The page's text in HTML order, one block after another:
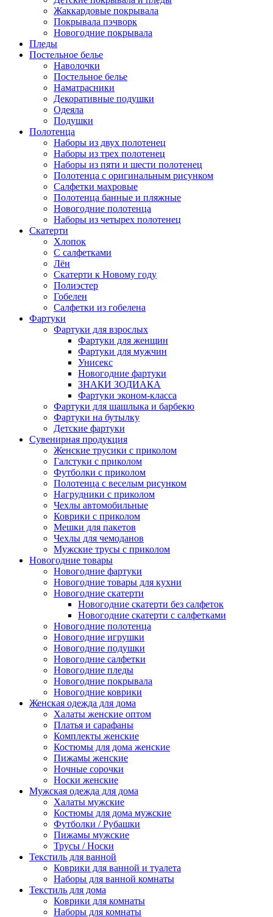
Жаккардовые покрывала
Покрывала пэчворк
Новогодние покрывала
Пледы
Постельное белье
Наволочки
Постельное белье
Наматрасники
Декоративные подушки
Одеяла
Подушки
Полотенца
Наборы из двух полотенец
Наборы из трех полотенец
Наборы из пяти и шести полотенец
Полотенца с оригинальным рисунком
Салфетки махровые
Полотенца банные и пляжные
Новогодние полотенца
Наборы из четырех полотенец
Скатерти
Хлопок
С салфетками
Лён
Скатерти к Новому году
Полиэстер
Гобелен
Салфетки из гобелена
Фартуки
Фартуки для взрослых
Фартуки для женщин
Фартуки для мужчин
Унисекс
Новогодние фартуки
ЗНАКИ ЗОДИАКА
Фартуки эконом-класса
Фартуки для шашлыка и барбекю
Фартуки на бутылку
Детские фартуки
Сувенирная продукция
Женские трусики с приколом
Галстуки с приколом
Футболки с приколом
Полотенца с веселым рисунком
Нагрудники с приколом
Чехлы автомобильные
Коврики с приколом
Мешки для пакетов
Чехлы для чемоданов
Мужские трусы с приколом
Новогодние товары
Новогодние фартуки
Новогодние товары для кухни
Новогодние скатерти
Новогодние скатерти без салфеток
Новогодние скатерти с салфетками
Новогодние полотенца
Новогодние игрушки
Новогодние подушки
Новогодние салфетки
Новогодние пледы
Новогодние покрывала
Новогодние коврики
Женская одежда для дома
Халаты женские оптом
Платья и сарафаны
Комплекты женские
Костюмы для дома женские
Пижамы женские
Ночные сорочки
Носки женские
Мужская одежда для дома
Халаты мужские
Костюмы для дома мужские
Футболки / Рубашки
Пижамы мужские
Трусы / Носки
Текстиль для ванной
Коврики для ванной и туалета
Наборы для ванной комнаты
Текстиль для дома
Коврики для комнаты
Наборы для комнаты